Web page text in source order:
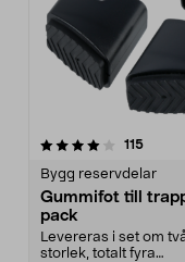
115
Bygg reservdelar
Gummifot till
pack
Levereras i set om
storlek, totalt fyra
4.0 av 5